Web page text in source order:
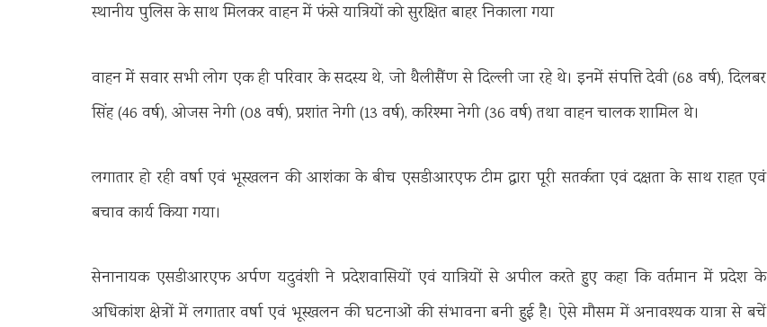
स्थानीय पुलिस के साथ मिलकर वाहन में फंसे यात्रियों को सुरक्षित बाहर निकाला गया
वाहन में सवार सभी लोग एक ही परिवार के सदस्य थे, जो थैलीसैंण से दिल्ली जा रहे थे। इनमें संपत्ति देवी (68 वर्ष), दिलबर
सिंह (46 वर्ष), ओजस नेगी (08 वर्ष), प्रशांत नेगी (13 वर्ष), करिश्मा नेगी (36 वर्ष) तथा वाहन चालक शामिल थे।
लगातार हो रही वर्षा एवं भूस्खलन की आशंका के बीच एसडीआरएफ टीम द्वारा पूरी सतर्कता एवं दक्षता के साथ राहत एवं
बचाव कार्य किया गया।
सेनानायक एसडीआरएफ अर्पण यदुवंशी ने प्रदेशवासियों एवं यात्रियों से अपील करते हुए कहा कि वर्तमान में प्रदेश के
अधिकांश क्षेत्रों में लगातार वर्षा एवं भूस्खलन की घटनाओं की संभावना बनी हुई है। ऐसे मौसम में अनावश्यक यात्रा से बचें